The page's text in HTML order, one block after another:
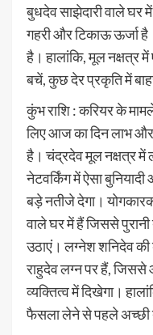
बुधदेव साझेदारी वाले घर
गहरी और टिकाऊ ऊर्जा
है। हालांकि, मूल नक्षत्र
बचें, कुछ देर प्रकृति में
कुंभ राशि : करियर के
लिए आज का दिन लाभ
है। चंद्रदेव मूल नक्षत्र
नेटवर्किंग में ऐसा
बड़े नतीजे देगा।
वाले घर में हैं जिससे
उठाएं। लग्नेश शनिदेव की
राहुदेव लग्न पर हैं,
व्यक्तित्व में दिखेगा।
फैसला लेने से पहले अच्छी